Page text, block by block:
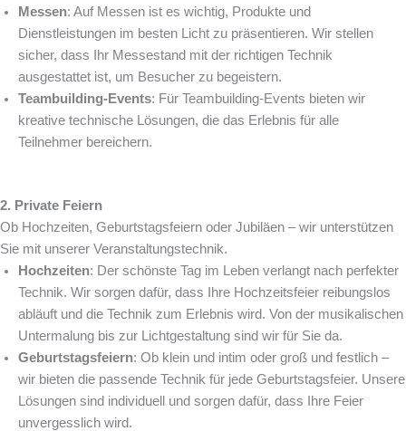
Messen: Auf Messen ist es wichtig, Produkte und
Dienstleistungen im besten Licht zu präsentieren. Wir stellen
sicher, dass Ihr Messestand mit der richtigen Technik
ausgestattet ist, um Besucher zu begeistern.
Teambuilding-Events: Für Teambuilding-Events bieten wir
kreative technische Lösungen, die das Erlebnis für alle
Teilnehmer bereichern.
2. Private Feiern
Ob Hochzeiten, Geburtstagsfeiern oder Jubiläen – wir unterstützen
Sie mit unserer Veranstaltungstechnik.
Hochzeiten: Der schönste Tag im Leben verlangt nach perfekter
Technik. Wir sorgen dafür, dass Ihre Hochzeitsfeier reibungslos
abläuft und die Technik zum Erlebnis wird. Von der musikalischen
Untermalung bis zur Lichtgestaltung sind wir für Sie da.
Geburtstagsfeiern: Ob klein und intim oder groß und festlich –
wir bieten die passende Technik für jede Geburtstagsfeier. Unsere
Lösungen sind individuell und sorgen dafür, dass Ihre Feier
unvergesslich wird.